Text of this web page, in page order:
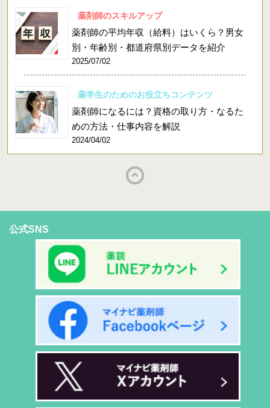
薬剤師のスキルアップ
薬剤師の平均年収（給料）はいくら？男女
別・年齢別・都道府県別データを紹介
2025/07/02
薬学生のためのお役立ちコンテンツ
薬剤師になるには？資格の取り方・なるた
めの方法・仕事内容を解説
2024/04/02
公式SNS